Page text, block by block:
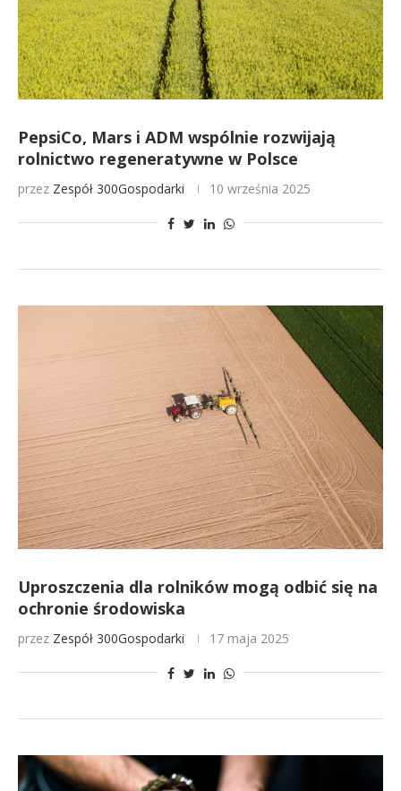
PepsiCo, Mars i ADM wspólnie rozwijają
rolnictwo regeneratywne w Polsce
przez Zespół 300Gospodarki 10 września 2025
Uproszczenia dla rolników mogą odbić się na
ochronie środowiska
przez Zespół 300Gospodarki 17 maja 2025